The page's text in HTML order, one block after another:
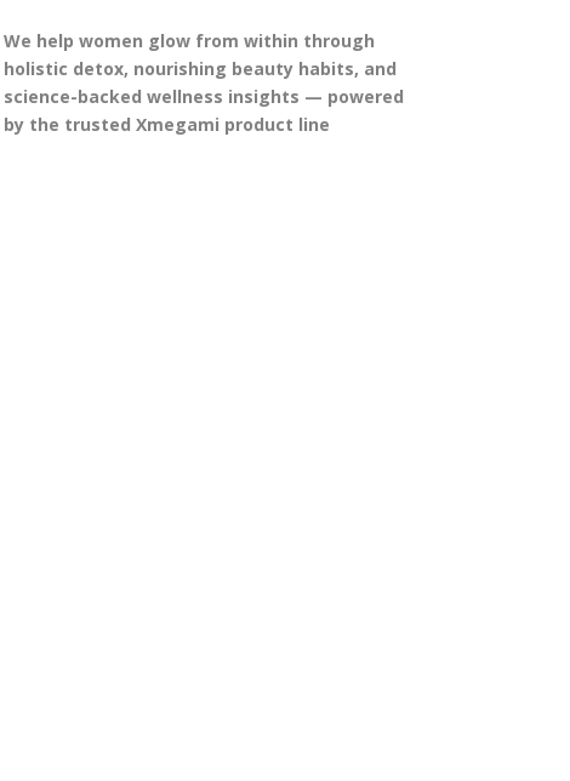
We help women glow from within through
holistic detox, nourishing beauty habits, and
science-backed wellness insights — powered
by the trusted Xmegami product line